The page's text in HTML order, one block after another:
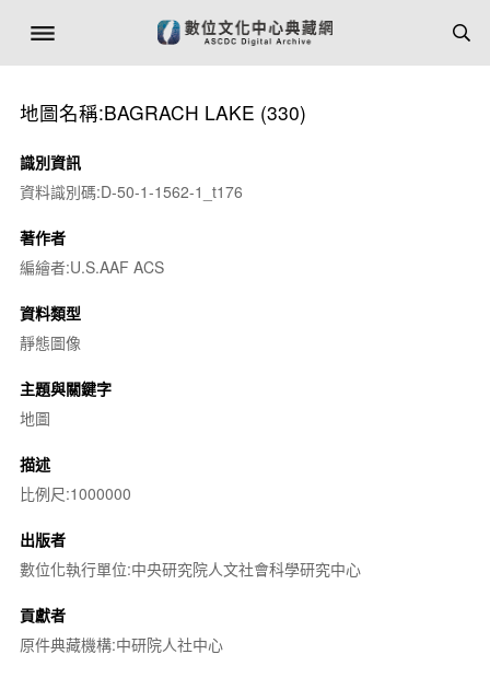
地圖名稱:BAGRACH LAKE (330)
識別資訊
資料識別碼:D-50-1-1562-1_t176
著作者
編繪者:U.S.AAF ACS
資料類型
靜態圖像
主題與關鍵字
地圖
描述
比例尺:1000000
出版者
數位化執行單位:中央研究院人文社會科學研究中心
貢獻者
原件典藏機構:中研院人社中心